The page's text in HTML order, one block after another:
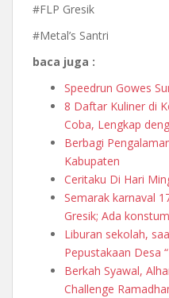
#FLP Gresik
#Metal’s Santri
baca juga :
Speedrun Gowes
8 Daftar Kuliner di
Coba, Lengkap
Berbagi
Kabupaten
Ceritaku Di Hari
Semarak karnaval
Gresik; Ada
Liburan sekolah,
Pepustakaan Desa
Berkah Syawal,
Challenge